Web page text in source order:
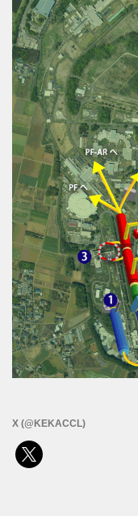
X (@KEKACCL)
x